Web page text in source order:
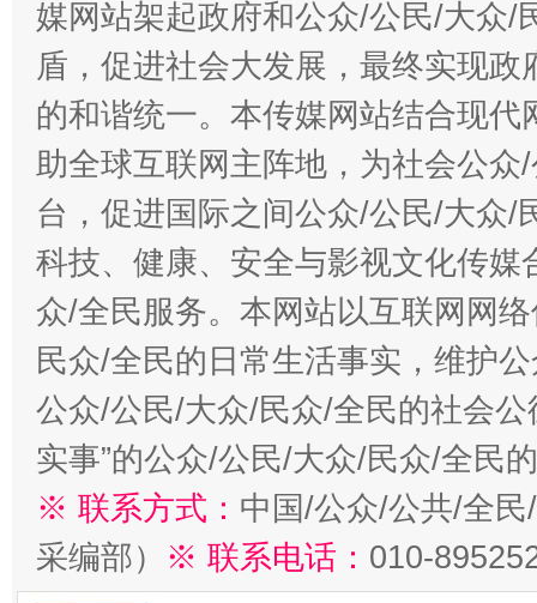
媒网站架起政府和公众/公民/大众/
盾，促进社会大发展，最终实现
的和谐统一。本传媒网站结合现
助全球互联网主阵地，为社会公
台，促进国际之间公众/公民/大众/
科技、健康、安全与影视文化传
众/全民服务。本网站以互联网网
民众/全民的日常生活事实，维护
公众/公民/大众/民众/全民的社会公
实事”的公众/公民/大众/民众/全民
※ 联系方式： 中国/公众/公共/全
采编部） ※ 联系电话： 010-